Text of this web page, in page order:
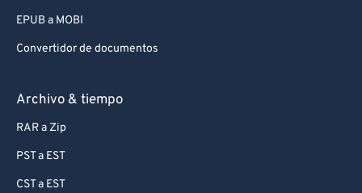
EPUB a MOBI
Convertidor de documentos
Archivo & tiempo
RAR a Zip
PST a EST
CST a EST